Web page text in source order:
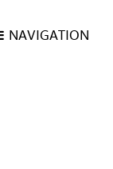
NAVIGATION